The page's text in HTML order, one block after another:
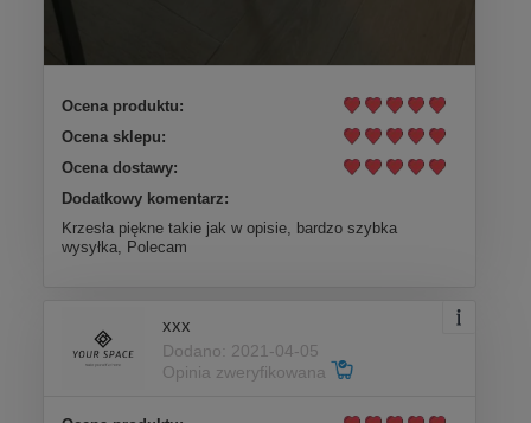
Ocena produktu:
Ocena sklepu:
Ocena dostawy:
Dodatkowy komentarz:
Krzesła piękne takie jak w opisie, bardzo szybka
wysyłka, Polecam
xxx
Dodano: 2021-04-05
Opinia zweryfikowana